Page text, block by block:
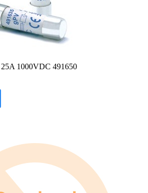
1000VDC 491650